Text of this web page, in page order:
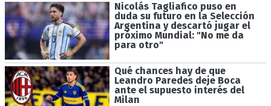
Nicolás Tagliafico puso en
duda su futuro en la Selección
Argentina y descartó jugar el
próximo Mundial: "No me da
para otro"
Qué chances hay de que
Leandro Paredes deje Boca
ante el supuesto interés del
Milan